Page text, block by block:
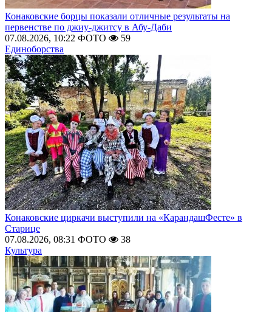
Конаковские борцы показали отличные результаты на
первенстве по джиу-джитсу в Абу-Даби
07.08.2026, 10:22 ФОТО
59
Единоборства
Конаковские циркачи выступили на «КарандашФесте» в
Старице
07.08.2026, 08:31 ФОТО
38
Культура